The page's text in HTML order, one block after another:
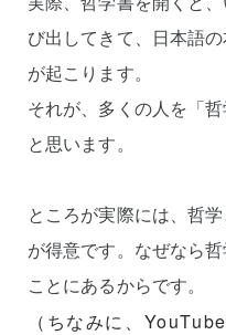
び出してきて、日本語
が起こります。
それが、多くの人を「
と思います。
ところが実際には、哲
が得意です。なぜなら
ことにあるからです。
（ちなみに、